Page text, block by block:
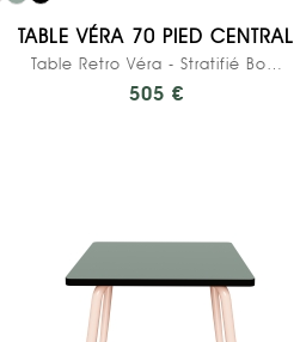
TABLE VÉRA 70 PIED CENTRAL
505 €
Personnalisez vos